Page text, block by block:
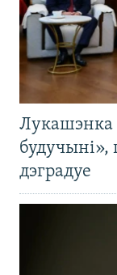
Лукашэнка
будучыні»,
дэградуе